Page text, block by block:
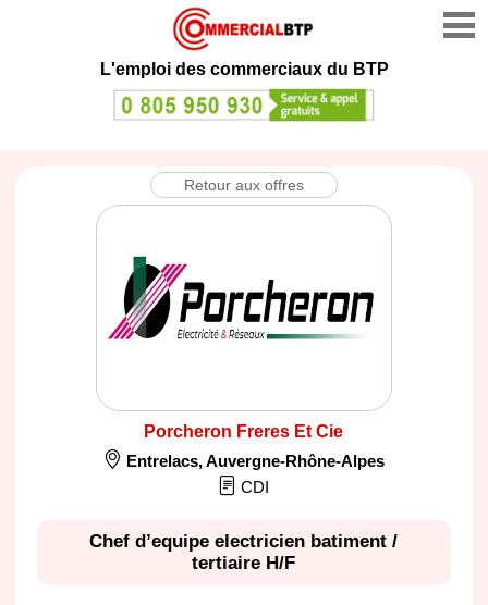
L'emploi des commerciaux du BTP
Retour aux offres
Porcheron Freres Et Cie
Entrelacs,Auvergne-Rhône-Alpes
CDI
Chef d’equipe electricien batiment /
tertiaire H/F